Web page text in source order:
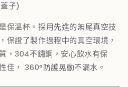
子)
保溫杯。採用先進的無尾真空技
保證了製作過程中的真空環境，
，304不鏽鋼，安心飲水有保
佳， 360°防護晃動不漏水。